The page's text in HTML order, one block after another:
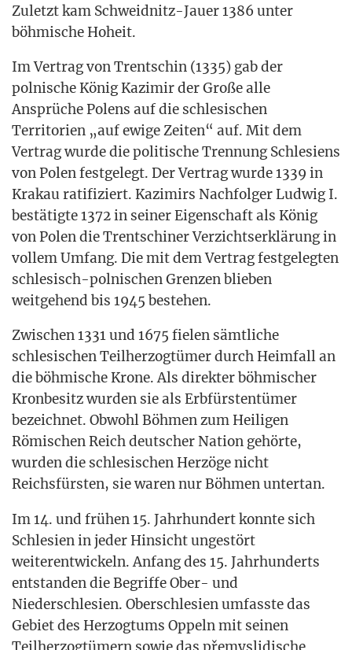
Zuletzt kam Schweid­nitz-Jau­er 1386 unter
böh­mi­sche Hoheit.
Im Ver­trag von Trent­schin (1335) gab der
pol­ni­sche König Kazi­mir der Gro­ße alle
Ansprü­che Polens auf die schle­si­schen
Ter­ri­to­ri­en „auf ewi­ge Zei­ten“ auf. Mit dem
Ver­trag wur­de die poli­ti­sche Tren­nung Schle­si­ens
von Polen fest­ge­legt. Der Ver­trag wur­de 1339 in
Kra­kau rati­fi­ziert. Kazi­mirs Nach­fol­ger Lud­wig I.
bestä­tig­te 1372 in sei­ner Eigen­schaft als König
von Polen die Trents­chi­ner Ver­zichts­er­klä­rung in
vol­lem Umfang. Die mit dem Ver­trag fest­ge­leg­ten
schle­sisch-pol­ni­schen Gren­zen blie­ben
weit­ge­hend bis 1945 bestehen.
Zwi­schen 1331 und 1675 fie­len sämt­li­che
schle­si­schen Teil­her­zog­tü­mer durch Heim­fall an
die böh­mi­sche Kro­ne. Als direk­ter böh­mi­scher
Kron­be­sitz wur­den sie als Erb­fürs­ten­tü­mer
bezeich­net. Obwohl Böh­men zum Hei­li­gen
Römi­schen Reich deut­scher Nati­on gehör­te,
wur­den die schle­si­schen Her­zö­ge nicht
Reichs­fürs­ten, sie waren nur Böh­men untertan.
Im 14. und frü­hen 15. Jahr­hun­dert konn­te sich
Schle­si­en in jeder Hin­sicht unge­stört
wei­ter­ent­wi­ckeln. Anfang des 15. Jahr­hun­derts
ent­stan­den die Begrif­fe Ober- und
Nie­der­schle­si­en. Ober­schle­si­en umfass­te das
Gebiet des Her­zog­tums Oppeln mit sei­nen
Teil­her­zog­tü­mern sowie das pře­mys­li­di­sche